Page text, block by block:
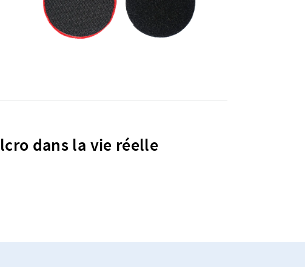
dans la vie réelle